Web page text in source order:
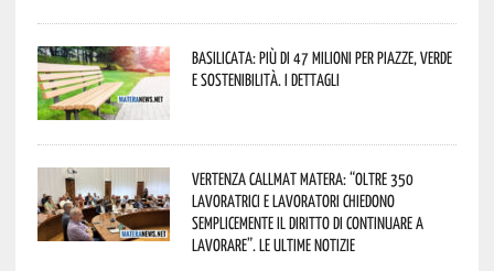
Basilicata: più di 47 milioni per piazze, verde
e sostenibilità. I dettagli
Vertenza CallMat Matera: “Oltre 350
lavoratrici e lavoratori chiedono
semplicemente il diritto di continuare a
lavorare”. Le ultime notizie